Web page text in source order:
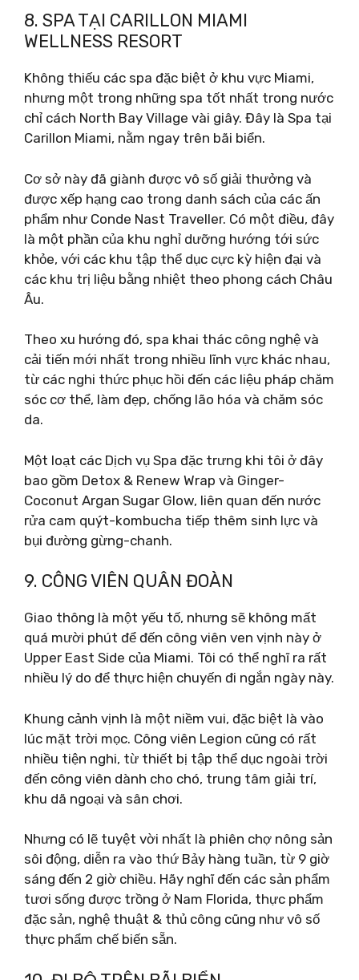
8. SPA TẠI CARILLON MIAMI
WELLNESS RESORT
Không thiếu các spa đặc biệt ở khu vực Miami,
nhưng một trong những spa tốt nhất trong nước
chỉ cách North Bay Village vài giây. Đây là Spa tại
Carillon Miami, nằm ngay trên bãi biển.
Cơ sở này đã giành được vô số giải thưởng và
được xếp hạng cao trong danh sách của các ấn
phẩm như Conde Nast Traveller. Có một điều, đây
là một phần của khu nghỉ dưỡng hướng tới sức
khỏe, với các khu tập thể dục cực kỳ hiện đại và
các khu trị liệu bằng nhiệt theo phong cách Châu
Âu.
Theo xu hướng đó, spa khai thác công nghệ và
cải tiến mới nhất trong nhiều lĩnh vực khác nhau,
từ các nghi thức phục hồi đến các liệu pháp chăm
sóc cơ thể, làm đẹp, chống lão hóa và chăm sóc
da.
Một loạt các Dịch vụ Spa đặc trưng khi tôi ở đây
bao gồm Detox & Renew Wrap và Ginger-
Coconut Argan Sugar Glow, liên quan đến nước
rửa cam quýt-kombucha tiếp thêm sinh lực và
bụi đường gừng-chanh.
9. CÔNG VIÊN QUÂN ĐOÀN
Giao thông là một yếu tố, nhưng sẽ không mất
quá mười phút để đến công viên ven vịnh này ở
Upper East Side của Miami. Tôi có thể nghĩ ra rất
nhiều lý do để thực hiện chuyến đi ngắn ngày này.
Khung cảnh vịnh là một niềm vui, đặc biệt là vào
lúc mặt trời mọc. Công viên Legion cũng có rất
nhiều tiện nghi, từ thiết bị tập thể dục ngoài trời
đến công viên dành cho chó, trung tâm giải trí,
khu dã ngoại và sân chơi.
Nhưng có lẽ tuyệt vời nhất là phiên chợ nông sản
sôi động, diễn ra vào thứ Bảy hàng tuần, từ 9 giờ
sáng đến 2 giờ chiều. Hãy nghĩ đến các sản phẩm
tươi sống được trồng ở Nam Florida, thực phẩm
đặc sản, nghệ thuật & thủ công cũng như vô số
thực phẩm chế biến sẵn.